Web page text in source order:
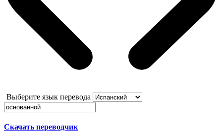
Выберите язык перевода
Скачать переводчик